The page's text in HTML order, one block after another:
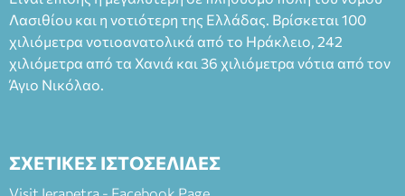
και στο more.com Χώρος: 3ο Γυμνάσιο Ιεράπετρας
(Είσοδος ΕΠΑ.Λ.) Έναρξη 21:15 Οργάνωση: ΚΝΩΣΟΣ
ΘΕΑΤΡΙΚΕΣ ΠΑΡΑΓΩΓΕΣ ΕΕ
Λασιθίου και η νοτιότερη της Ελλάδας. Βρίσκεται 100
χιλιόμετρα νοτιοανατολικά από το Ηράκλειο, 242
χιλιόμετρα από τα Χανιά και 36 χιλιόμετρα νότια από τον
Άγιο Νικόλαο.
ΣΧΕΤΙΚΕΣ ΙΣΤΟΣΕΛΙΔΕΣ